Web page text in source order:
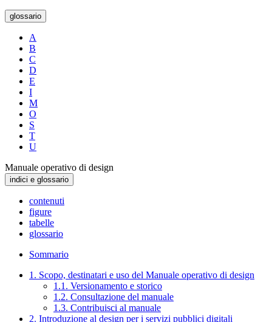
glossario
A
B
C
D
E
I
M
O
S
T
U
Manuale operativo di design
indici e glossario
contenuti
figure
tabelle
glossario
Sommario
1. Scopo, destinatari e uso del Manuale operativo di design
1.1. Versionamento e storico
1.2. Consultazione del manuale
1.3. Contribuisci al manuale
2. Introduzione al design per i servizi pubblici digitali